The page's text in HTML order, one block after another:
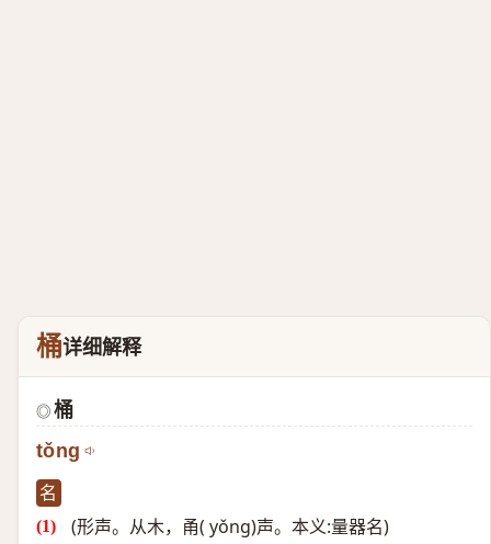
桶详细解释
◎ 桶
tǒng
名
(形声。从木，甬( yǒng)声。本义:量器名)